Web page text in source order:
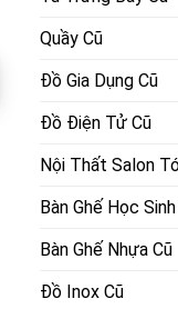
Quầy Cũ
Đồ Gia Dụng Cũ
Đồ Điện Tử Cũ
Nội Thất Salon
Bàn Ghế Học
Bàn Ghế Nhựa Cũ
Đồ Inox Cũ